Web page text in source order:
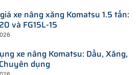
xe nâng xăng Komatsu 1.5 tấn:
và FG15L-15
xe nâng Komatsu: Dầu, Xăng,
dụng